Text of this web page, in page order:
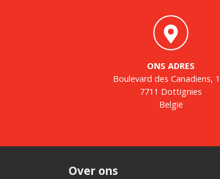
ONS ADRES
Boulevard des Canadiens,
7711 Dottignies
België
Over ons